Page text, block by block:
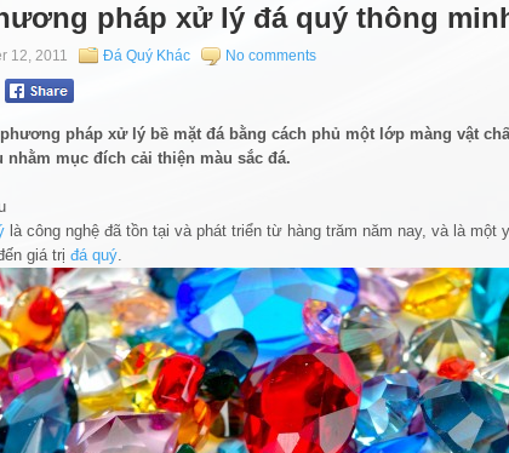
pháp xử lý đá quý thông
12, 2011 Đá Quý Khác No comments
pháp xử lý bề mặt đá bằng cách phủ một lớp màng vật
nhằm mục đích cải thiện màu sắc đá.
là công nghệ đã tồn tại và phát triển từ hàng trăm năm nay, và là một
giá trị đá quý